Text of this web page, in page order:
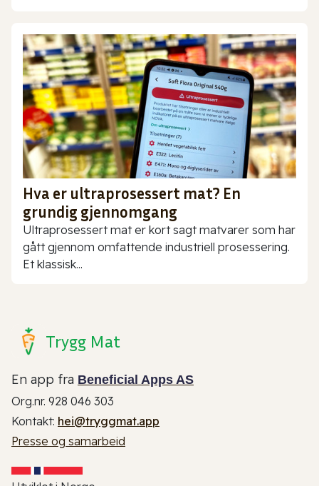
Hva er ultraprosessert mat? En
grundig gjennomgang
Ultraprosessert mat er kort sagt matvarer som har
gått gjennom omfattende industriell prosessering.
Et klassisk...
Trygg Mat
En app fra Beneficial Apps AS
Org.nr. 928 046 303
Kontakt: hei@tryggmat.app
Presse og samarbeid